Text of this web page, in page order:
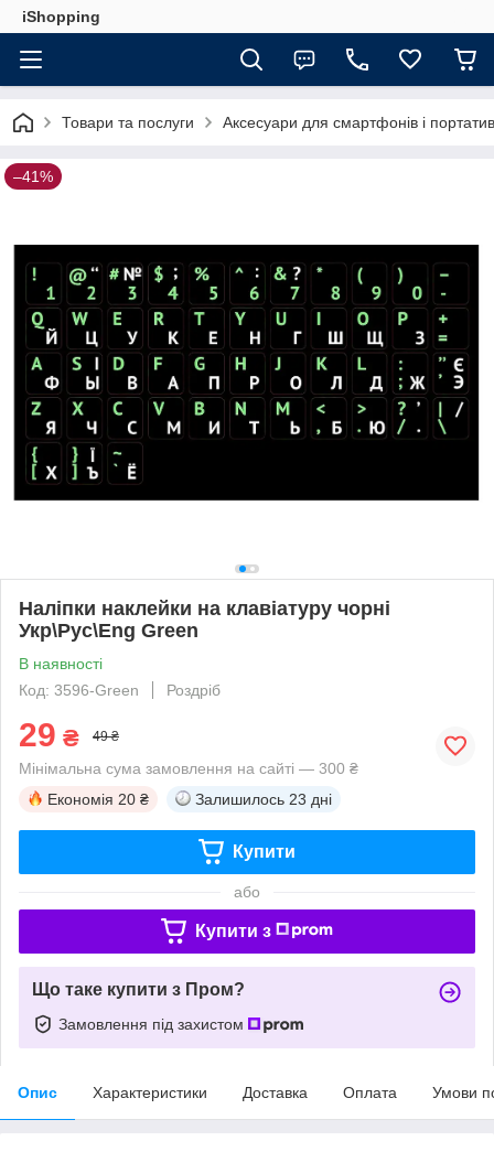
iShopping
Товари та послуги Аксесуари для смартфонів і
–41%
Наліпки наклейки на клавіатуру чорні
Укр\Рус\Eng Green
В наявності
Код: 3596-Green
Роздріб
29 ₴ 49 ₴
Мінімальна сума замовлення на сайті — 300 ₴
Економія 20 ₴ Залишилось 23 дні
Купити
або
Купити з
Що таке купити з Пром?
Замовлення під захистом
Опис Характеристики Доставка Оплата Умови